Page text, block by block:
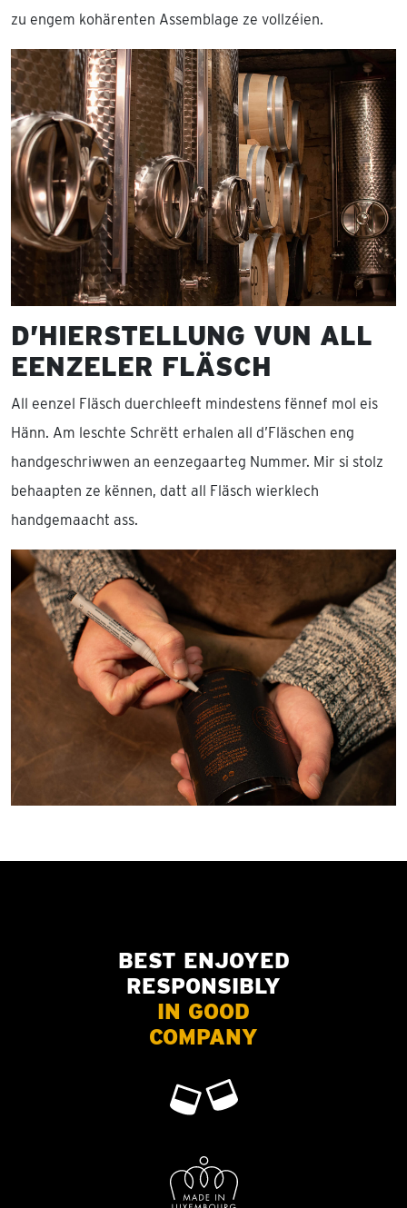
zu engem kohärenten Assemblage ze vollzéien.
D’HIERSTELLUNG VUN ALL
EENZELER FLÄSCH
All eenzel Fläsch duerchleeft mindestens fënnef mol eis
Hänn. Am leschte Schrëtt erhalen all d’Fläschen eng
handgeschriwwen an eenzegaarteg Nummer. Mir si stolz
behaapten ze kënnen, datt all Fläsch wierklech
handgemaacht ass.
BEST ENJOYED
RESPONSIBLY
IN GOOD
COMPANY